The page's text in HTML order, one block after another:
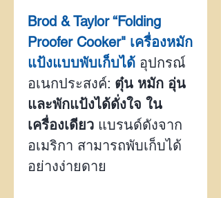
Brod & Taylor “Folding
Proofer Cooker" เครื่องหมัก
แป้งแบบพับเก็บได้ อุปกรณ์
อเนกประสงค์: ตุ๋น หมัก อุ่น
และพักแป้งได้ดั่งใจ ใน
เครื่องเดียว แบรนด์ดังจาก
อเมริกา สามารถพับเก็บได้
อย่างง่ายดาย